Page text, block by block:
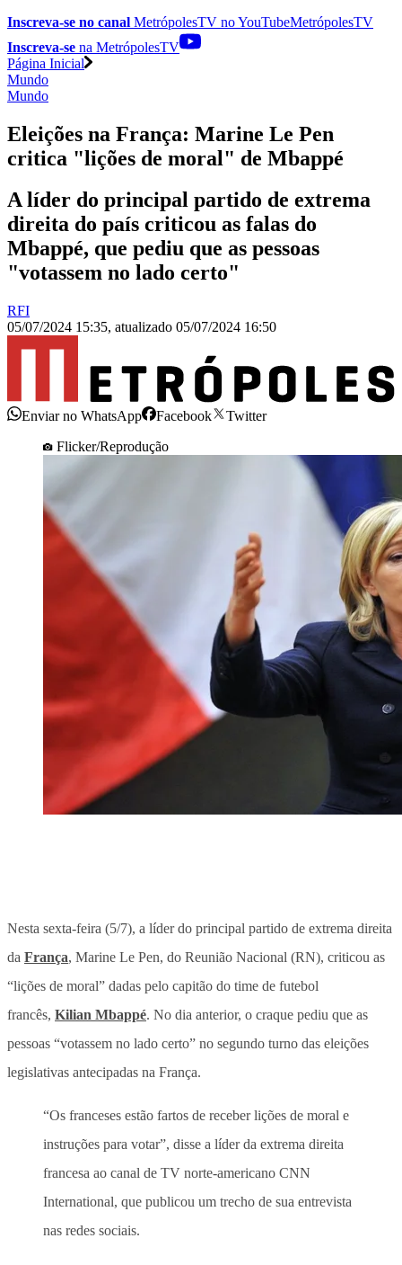
Inscreva-se no canal MetrópolesTV noYouTubeMetrópolesTV
Inscreva-se na MetrópolesTV
Página Inicial
Mundo
Mundo
Eleições na França: Marine Le Pen
critica "lições de moral" de Mbappé
A líder do principal partido de extrema
direita do país criticou as falas do
Mbappé, que pediu que as pessoas
"votassem no lado certo"
RFI
05/07/2024 15:35, atualizado 05/07/2024 16:50
Enviar no WhatsApp Facebook
Twitter
Flicker/Reprodução
Nesta sexta-feira (5/7), a líder do principal partido de extrema direita
da França, Marine Le Pen, do Reunião Nacional (RN), criticou as
“lições de moral” dadas pelo capitão do time de futebol
francês, Kilian Mbappé. No dia anterior, o craque pediu que as
pessoas “votassem no lado certo” no segundo turno das eleições
legislativas antecipadas na França.
“Os franceses estão fartos de receber lições de moral e
instruções para votar”, disse a líder da extrema direita
francesa ao canal de TV norte-americano CNN
International, que publicou um trecho de sua entrevista
nas redes sociais.